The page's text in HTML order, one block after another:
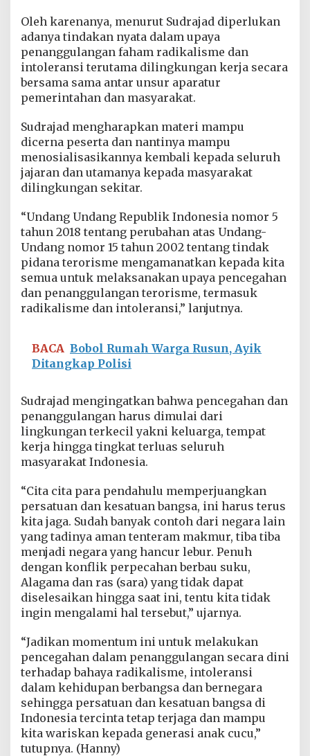
Oleh karenanya, menurut Sudrajad diperlukan
adanya tindakan nyata dalam upaya
penanggulangan faham radikalisme dan
intoleransi terutama dilingkungan kerja secara
bersama sama antar unsur aparatur
pemerintahan dan masyarakat.
Sudrajad mengharapkan materi mampu
dicerna peserta dan nantinya mampu
menosialisasikannya kembali kepada seluruh
jajaran dan utamanya kepada masyarakat
dilingkungan sekitar.
“Undang Undang Republik Indonesia nomor 5
tahun 2018 tentang perubahan atas Undang-
Undang nomor 15 tahun 2002 tentang tindak
pidana terorisme mengamanatkan kepada kita
semua untuk melaksanakan upaya pencegahan
dan penanggulangan terorisme, termasuk
radikalisme dan intoleransi,” lanjutnya.
BACA Bobol Rumah Warga Rusun, Ayik
Ditangkap Polisi
Sudrajad mengingatkan bahwa pencegahan dan
penanggulangan harus dimulai dari
lingkungan terkecil yakni keluarga, tempat
kerja hingga tingkat terluas seluruh
masyarakat Indonesia.
“Cita cita para pendahulu memperjuangkan
persatuan dan kesatuan bangsa, ini harus terus
kita jaga. Sudah banyak contoh dari negara lain
yang tadinya aman tenteram makmur, tiba tiba
menjadi negara yang hancur lebur. Penuh
dengan konflik perpecahan berbau suku,
Alagama dan ras (sara) yang tidak dapat
diselesaikan hingga saat ini, tentu kita tidak
ingin mengalami hal tersebut,” ujarnya.
“Jadikan momentum ini untuk melakukan
pencegahan dalam penanggulangan secara dini
terhadap bahaya radikalisme, intoleransi
dalam kehidupan berbangsa dan bernegara
sehingga persatuan dan kesatuan bangsa di
Indonesia tercinta tetap terjaga dan mampu
kita wariskan kepada generasi anak cucu,”
tutupnya. (Hanny)